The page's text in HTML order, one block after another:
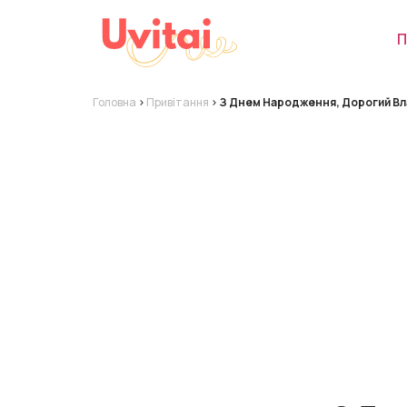
Головна > Привітання > З Днем Народження, Дорогий